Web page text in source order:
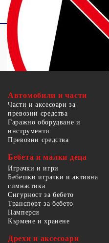
Автомобили и части
Части и аксесоари за
превозни средства
Гаражно оборудване и
инструменти
Превозни средства
Бебета и малки деца
Играчки и игри
Бебешки играчки и активна
гимнастика
Сигурност за бебето
Транспорт за бебето
Памперси
Кърмене и хранене
Дрехи и аксесоари